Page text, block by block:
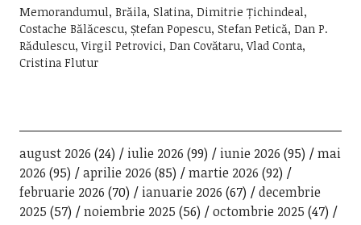
Memorandumul, Brăila, Slatina, Dimitrie Țichindeal,
Costache Bălăcescu, Ștefan Popescu, Stefan Petică, Dan P.
Rădulescu, Virgil Petrovici, Dan Covătaru, Vlad Conta,
Cristina Flutur
august 2026 (24) iulie 2026 (99) iunie 2026 (95)
mai
2026 (95) aprilie 2026 (85) martie 2026 (92)
februarie 2026 (70) ianuarie 2026 (67)
decembrie
2025 (57) noiembrie 2025 (56) octombrie 2025 (47)